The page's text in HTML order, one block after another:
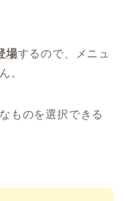
場するので、メニュ
。
ものを選択できる